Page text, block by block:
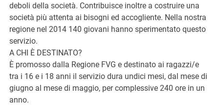
deboli della società. Contribuisce inoltre a costruire una
società più attenta ai bisogni ed accogliente. Nella nostra
regione nel 2014 140 giovani hanno sperimentato questo
servizio.
A CHI È DESTINATO?
È promosso dalla Regione FVG e destinato ai ragazzi/e
tra i 16 e i 18 anni il servizio dura undici mesi, dal mese di
giugno al mese di maggio, per complessive 240 ore in un
anno.